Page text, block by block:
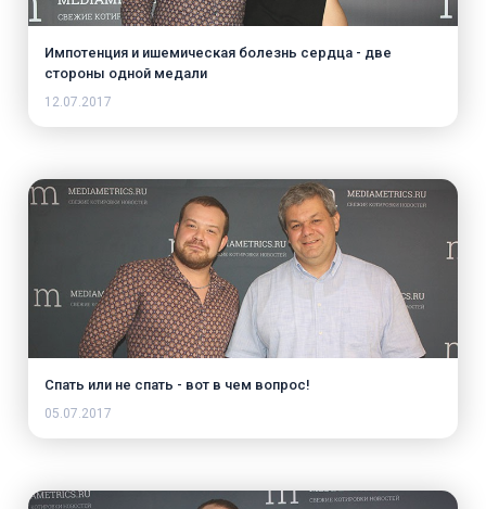
Импотенция и ишемическая болезнь сердца - две
стороны одной медали
12.07.2017
Спать или не спать - вот в чем вопрос!
05.07.2017